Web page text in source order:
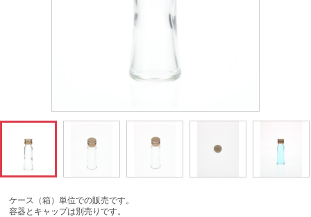
ケース（箱）単位での販売です。
容器とキャップは別売りです。